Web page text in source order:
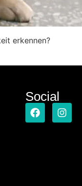
erkennen?
Social